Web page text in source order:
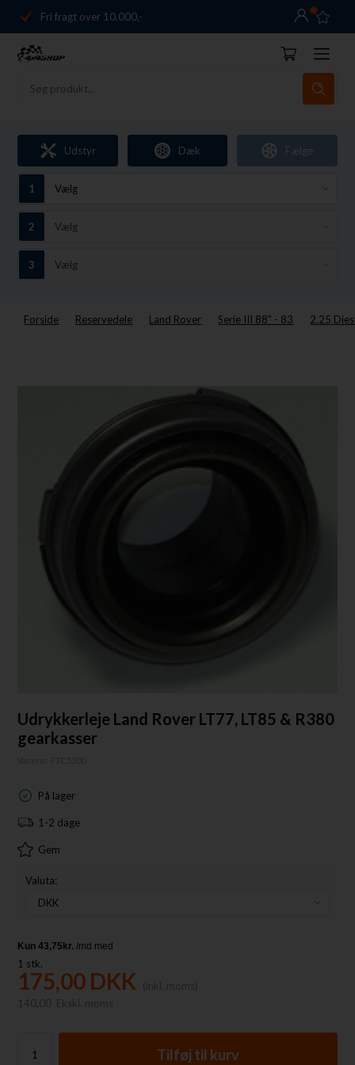
Fri fragt over 10.000,-
Danmarks førende
14 dages returret
Fri fragt over 10.000,-
Danmarks førende
14 dages returret
0
Udstyr Dæk Fælge
Forside Reservedele Land Rover Serie III 88" - 83 2.25
Udrykkerleje Land Rover LT77, LT85 & R380
gearkasser
På lager
1-2 dage
Gem
Valuta:
1 stk.
175,00 DKK
140,00
Ekskl. moms